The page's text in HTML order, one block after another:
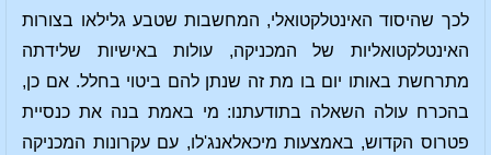
לכך שהיסוד האינטלקטואלי, המחשבות שטבע גלילאו בצורות
האינטלקטואליות של המכניקה, עולות באישיות שלידתה
מתרחשת באותו יום בו מת זה שנתן להם ביטוי בחלל. אם כן,
בהכרח עולה השאלה בתודעתנו: מי באמת בנה את כנסיית
פטרוס הקדוש, באמצעות מיכאלאנג'לו, עם עקרונות המכניקה